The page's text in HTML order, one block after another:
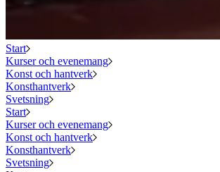
Start
Kurser och evenemang
Konst och hantverk
Konsthantverk
Svetsning
Start
Kurser och evenemang
Konst och hantverk
Konsthantverk
Svetsning